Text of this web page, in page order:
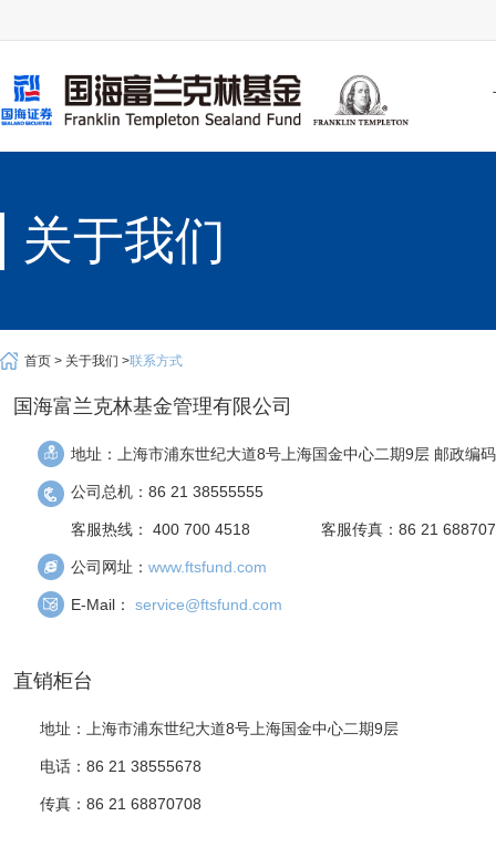
关于我们
首页 > 关于我们 >联系方式
国海富兰克林基金管理有限公司
地址：上海市浦东世纪大道8号上海国金中心二期9层 邮政编
公司总机：86 21 38555555
客服热线： 400 700 4518 客服传真：86 21
公司网址： www.ftsfund.com
E-Mail： service@ftsfund.com
直销柜台
地址：上海市浦东世纪大道8号上海国金中心二期9层
电话：86 21 38555678
传真：86 21 68870708